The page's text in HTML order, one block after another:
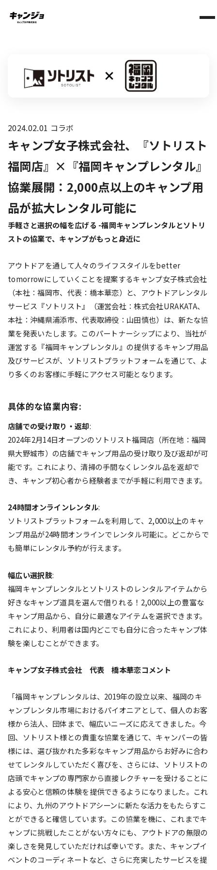
2024.02.01 コラボ
キャンプ女子株式会社、『ソトリスト
福岡店』×『福岡キャンプレンタル』
協業展開：2,000点以上のキャンプ用
品が拡大レンタル可能に
手軽さと選択の幅を広げる -福岡キャンプレンタルとソトリ
ストの協業で、キャンプがもっと身近に
アウトドアを通して人々のライフスタイルをbetter
tomorrowにしていくことを提案するキャンプ女子株式会社
（本社：福岡市、代表：橋本華恋）と、アウトドアレンタル
サービス『ソトリスト』（運営会社：株式会社URAKATA、
本社：沖縄県浦添市、代表取締役：山田慎也）は、新たな協
業を発表いたします。このパートナーシップにより、当社が
運営する『福岡キャンプレンタル』の提供するキャンプ用品
及びサービスが、ソトリストプラットフォームを通じて、よ
り多くのお客様に手軽にアクセス可能となります。
具体的な協業内容:
店舗での受け取り・返却:
2024年2月14日オープンのソトリスト福岡店（所在地：福岡
県大野城市）の店舗でキャンプ用品の受け取り及び返却が可
能です。これにより、清掃の手間なくレンタル品を返却で
き、キャンプ初心者から経験者までが手軽に利用できます。
24時間オンラインレンタル:
ソトリストプラットフォームを利用して、2,000以上のキャ
ンプ用品が24時間オンラインでレンタル可能に。どこからで
も簡単にレンタル予約が行えます。
幅広い選択肢:
福岡キャンプレンタルとソトリストのレンタルアイテムから
好きなキャンプ道具を選んで借りれる！2,000以上の豊富な
キャンプ用品から、自分に最適なアイテムを選択できます。
これにより、利用者は国内どこでも自分に合ったキャンプ体
験を楽しむことができます。
キャンプ女子株式会社 代表 橋本華恋コメント
「福岡キャンプレンタルは、2019年の設立以来、福岡のキ
ャンプレンタル市場におけるパイオニアとして、個人のお客
様から法人、団体まで、幅広いニーズに応えてきました。今
回、ソトリスト様との貴重な協業を通じて、キャンパーの皆
様には、選び抜かれた多彩なキャンプ用品からお好みに合わ
せてレンタルしていただく喜びを、さらには、ソトリストの
店頭でキャンプの専門家から直接レクチャーを受けることに
よる安心と信頼の体験を提供できるようになりました。これ
により、九州のアウトドアシーンに新たな活力をもたらすこ
とができると確信しています。この協業を機に、これまでキ
ャンプに挑戦したことがない方々にも、アウトドアの無限の
楽しさを発見していただければ幸いです。また、キャンプイ
ベントのコーディネートなど、さらに充実したサービスを提